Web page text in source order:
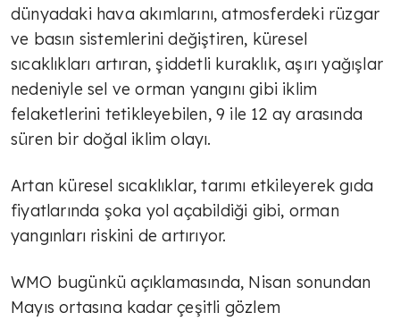
dünyadaki hava akımlarını, atmosferdeki rüzgar
ve basın sistemlerini değiştiren, küresel
sıcaklıkları artıran, şiddetli kuraklık, aşırı yağışlar
nedeniyle sel ve orman yangını gibi iklim
felaketlerini tetikleyebilen, 9 ile 12 ay arasında
süren bir doğal iklim olayı.
Artan küresel sıcaklıklar, tarımı etkileyerek gıda
fiyatlarında şoka yol açabildiği gibi, orman
yangınları riskini de artırıyor.
WMO bugünkü açıklamasında, Nisan sonundan
Mayıs ortasına kadar çeşitli gözlem